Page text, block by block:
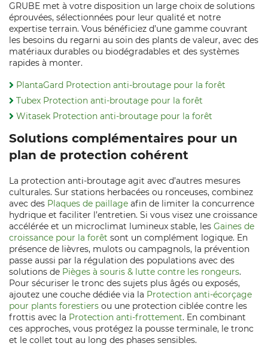
GRUBE met à votre disposition un large choix de solutions
éprouvées, sélectionnées pour leur qualité et notre
expertise terrain. Vous bénéficiez d’une gamme couvrant
les besoins du regarni au soin des plants de valeur, avec des
matériaux durables ou biodégradables et des systèmes
rapides à monter.
PlantaGard Protection anti-broutage pour la forêt
Tubex Protection anti-broutage pour la forêt
Witasek Protection anti-broutage pour la forêt
Solutions complémentaires pour un
plan de protection cohérent
La protection anti‑broutage agit avec d’autres mesures
culturales. Sur stations herbacées ou ronceuses, combinez
avec des Plaques de paillage afin de limiter la concurrence
hydrique et faciliter l’entretien. Si vous visez une croissance
accélérée et un microclimat lumineux stable, les Gaines de
croissance pour la forêt sont un complément logique. En
présence de lièvres, mulots ou campagnols, la prévention
passe aussi par la régulation des populations avec des
solutions de Pièges à souris & lutte contre les rongeurs.
Pour sécuriser le tronc des sujets plus âgés ou exposés,
ajoutez une couche dédiée via la Protection anti-écorçage
pour plants forestiers ou une protection ciblée contre les
frottis avec la Protection anti-frottement. En combinant
ces approches, vous protégez la pousse terminale, le tronc
et le collet tout au long des phases sensibles.